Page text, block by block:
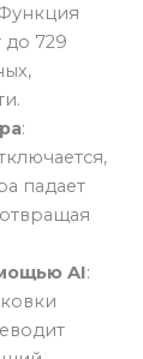
до 729
:
падает
AI: